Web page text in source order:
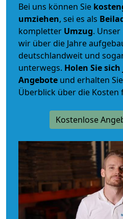
Bei uns können Sie
umziehen, sei es als
kompletter Umzug.
wir über die Jahre
deutschlandweit und
unterwegs. Holen Sie
Angebote und erhalten
Überblick über die Kosten
Kostenlose